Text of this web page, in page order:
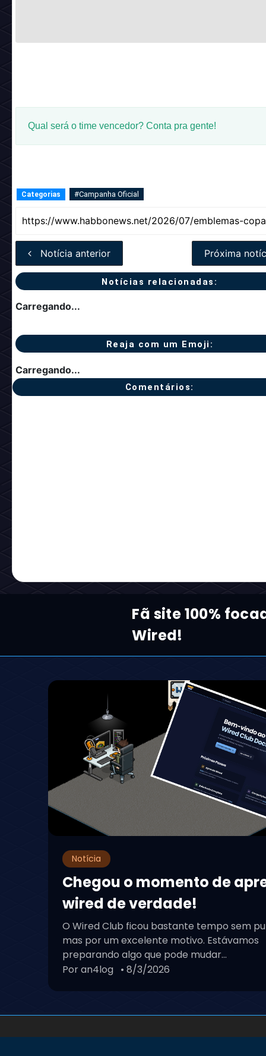
Qual será o time vencedor? Conta pra gente!
Categorias #Campanha Oficial
Notícia anterior Próxima
Notícias relacionadas:
Carregando...
Reaja com um Emoji:
Carregando...
Comentários:
Fã site 100%
Wired!
Notícia
Chegou o momento de
wired de verdade!
O Wired Club ficou bastante tempo sem
mas por um excelente motivo. Estávamos
preparando algo que pode mudar...
Por an4log • 8/3/2026